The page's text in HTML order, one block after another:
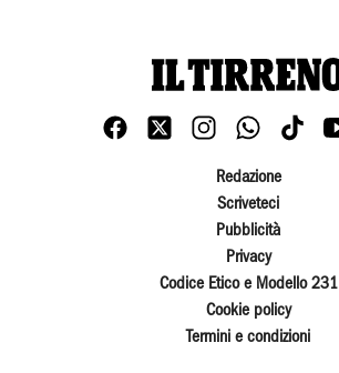
Redazione
Scriveteci
Pubblicità
Privacy
Codice Etico e Modello 231
Cookie policy
Termini e condizioni